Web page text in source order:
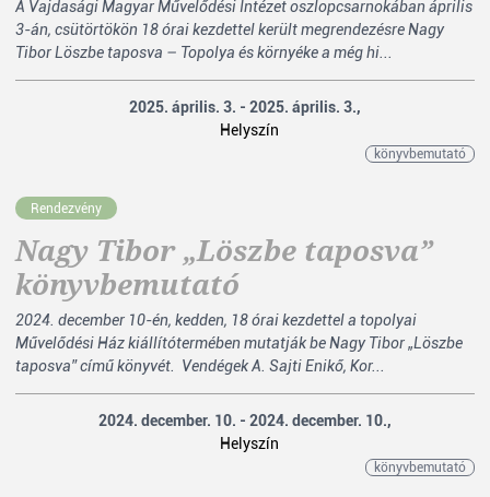
A Vajdasági Magyar Művelődési Intézet oszlopcsarnokában április
3-án, csütörtökön 18 órai kezdettel került megrendezésre Nagy
Tibor Löszbe taposva – Topolya és környéke a még hi...
2025. április. 3. - 2025. április. 3.,
Helyszín
könyvbemutató
Rendezvény
Nagy Tibor „Löszbe taposva”
könyvbemutató
2024. december 10-én, kedden, 18 órai kezdettel a topolyai
Művelődési Ház kiállítótermében mutatják be Nagy Tibor „Löszbe
taposva” című könyvét. Vendégek A. Sajti Enikő, Kor...
2024. december. 10. - 2024. december. 10.,
Helyszín
könyvbemutató